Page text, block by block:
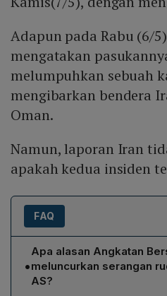
Adapun pada Rabu (6/
mengatakan
melumpuhkan sebuah
mengibarkan bendera
Oman.
Namun, laporan Iran
apakah kedua insiden
FAQ
•
Apa alasan Angkatan
meluncurkan serangan
AS?